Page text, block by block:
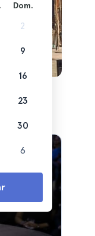
Dom.
2
9
16
23
30
6